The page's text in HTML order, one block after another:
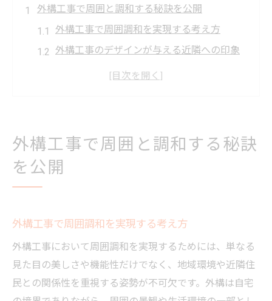
外構工事で周囲と調和する秘訣を公開
外構工事で周囲調和を実現する考え方
外構工事のデザインが与える近隣への印象
外構工事で重視すべき周囲とのバランス
近隣と円満に進める外構工事の極意
外構工事で近隣トラブルを防ぐ配慮術
外構工事を安心して依頼するための心得
外構工事でよくある失敗例と対策法
外構工事で周囲と調和する秘訣
を公開
外構工事で周囲調和を実現する考え方
外構工事において周囲調和を実現するためには、単なる
見た目の美しさや機能性だけでなく、地域環境や近隣住
民との関係性を重視する姿勢が不可欠です。外構は自宅